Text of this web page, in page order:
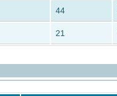
44
21